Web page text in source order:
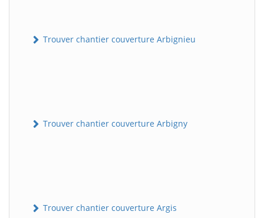
Trouver chantier couverture Arbignieu
Trouver chantier couverture Arbigny
Trouver chantier couverture Argis